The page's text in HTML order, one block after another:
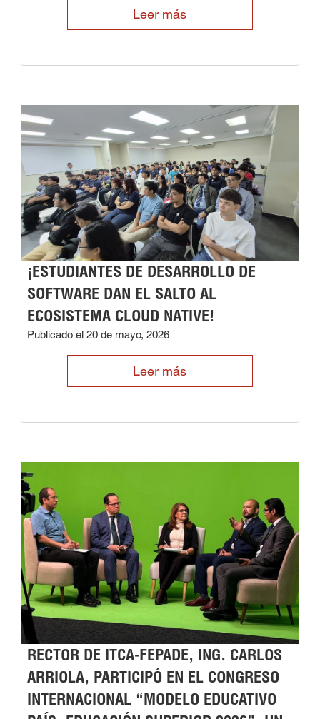
Leer más
¡ESTUDIANTES DE DESARROLLO DE
SOFTWARE DAN EL SALTO AL
ECOSISTEMA CLOUD NATIVE!
Publicado el 20 de mayo, 2026
Leer más
RECTOR DE ITCA-FEPADE, ING. CARLOS
ARRIOLA, PARTICIPÓ EN EL CONGRESO
INTERNACIONAL “MODELO EDUCATIVO